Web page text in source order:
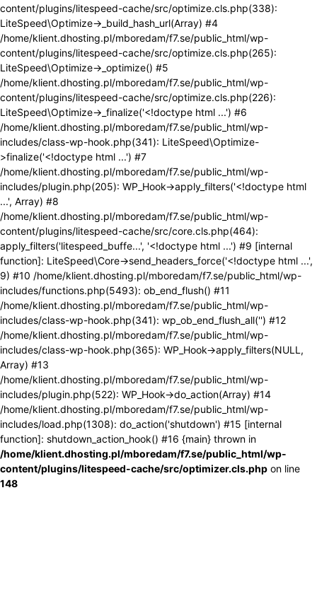
content/plugins/litespeed-cache/src/optimize.cls.php(338):
LiteSpeed\Optimize->_build_hash_url(Array) #4
/home/klient.dhosting.pl/mboredam/f7.se/public_html/wp-
content/plugins/litespeed-cache/src/optimize.cls.php(265):
LiteSpeed\Optimize->_optimize() #5
/home/klient.dhosting.pl/mboredam/f7.se/public_html/wp-
content/plugins/litespeed-cache/src/optimize.cls.php(226):
LiteSpeed\Optimize->_finalize('<!doctype html ...') #6
/home/klient.dhosting.pl/mboredam/f7.se/public_html/wp-
includes/class-wp-hook.php(341): LiteSpeed\Optimize-
>finalize('<!doctype html ...') #7
/home/klient.dhosting.pl/mboredam/f7.se/public_html/wp-
includes/plugin.php(205): WP_Hook->apply_filters('<!doctype html
...', Array) #8
/home/klient.dhosting.pl/mboredam/f7.se/public_html/wp-
content/plugins/litespeed-cache/src/core.cls.php(464):
apply_filters('litespeed_buffe...', '<!doctype html ...') #9 [internal
function]: LiteSpeed\Core->send_headers_force('<!doctype html ...',
9) #10 /home/klient.dhosting.pl/mboredam/f7.se/public_html/wp-
includes/functions.php(5493): ob_end_flush() #11
/home/klient.dhosting.pl/mboredam/f7.se/public_html/wp-
includes/class-wp-hook.php(341): wp_ob_end_flush_all('') #12
/home/klient.dhosting.pl/mboredam/f7.se/public_html/wp-
includes/class-wp-hook.php(365): WP_Hook->apply_filters(NULL,
Array) #13
/home/klient.dhosting.pl/mboredam/f7.se/public_html/wp-
includes/plugin.php(522): WP_Hook->do_action(Array) #14
/home/klient.dhosting.pl/mboredam/f7.se/public_html/wp-
includes/load.php(1308): do_action('shutdown') #15 [internal
function]: shutdown_action_hook() #16 {main} thrown in
/home/klient.dhosting.pl/mboredam/f7.se/public_html/wp-
content/plugins/litespeed-cache/src/optimizer.cls.php on line
148